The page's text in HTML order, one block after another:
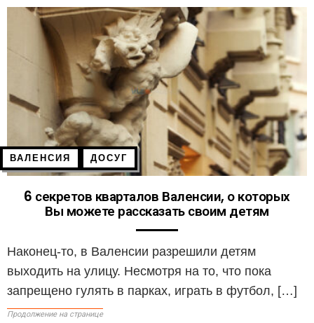
ВАЛЕНСИЯ ДОСУГ
6 секретов кварталов Валенсии, о которых
Вы можете рассказать своим детям
Наконец-то, в Валенсии разрешили детям
выходить на улицу. Несмотря на то, что пока
запрещено гулять в парках, играть в футбол, […]
Продолжение на странице